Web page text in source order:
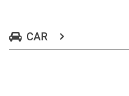
CAR